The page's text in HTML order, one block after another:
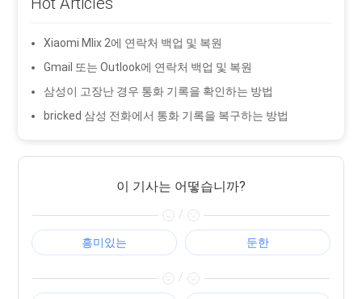
Xiaomi MIix 2에 연락처 백업 및 복원
Gmail 또는 Outlook에 연락처 백업 및 복원
삼성이 고장난 경우 통화 기록을 확인하는 방법
bricked 삼성 전화에서 통화 기록을 복구하는 방법
이 기사는 어떻습니까?
/
흥미있는 둔한
/